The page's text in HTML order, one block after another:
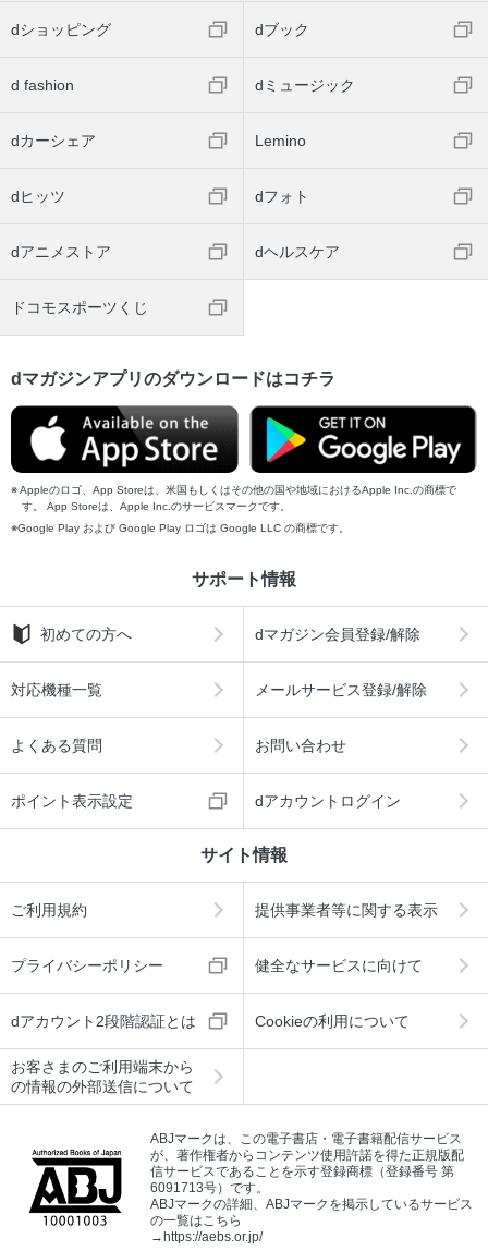
dショッピング dブック
d fashion dミュージック
dカーシェア Lemino
dヒッツ dフォト
dアニメストア dヘルスケア
ドコモスポーツくじ
dマガジンアプリのダウンロードはコチラ
Appleのロゴ、App Storeは、米国もしくはその他の国や地域におけるApple Inc.の商標で
す。 App Storeは、Apple Inc.のサービスマークです。
Google Play および Google Play ロゴは Google LLC の商標です。
サポート情報
初めての方へ dマガジン会員登録/解除
対応機種一覧 メールサービス登録/解除
よくある質問 お問い合わせ
ポイント表示設定 dアカウントログイン
サイト情報
ご利用規約 提供事業者等に関する表示
プライバシーポリシー 健全なサービスに向けて
dアカウント2段階認証とは Cookieの利用について
お客さまのご利用端末から
の情報の外部送信について
ABJマークは、この電子書店・電子書籍配信サービス
が、著作権者からコンテンツ使用許諾を得た正規版配
信サービスであることを示す登録商標（登録番号 第
6091713号）です。
ABJマークの詳細、ABJマークを掲示しているサービス
の一覧はこちら
→https://aebs.or.jp/